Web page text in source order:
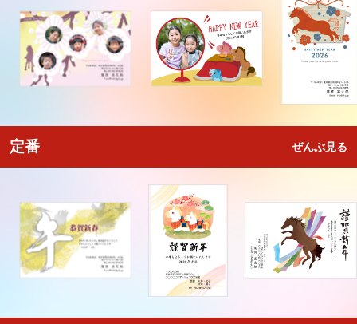
定番 ぜんぶ見る